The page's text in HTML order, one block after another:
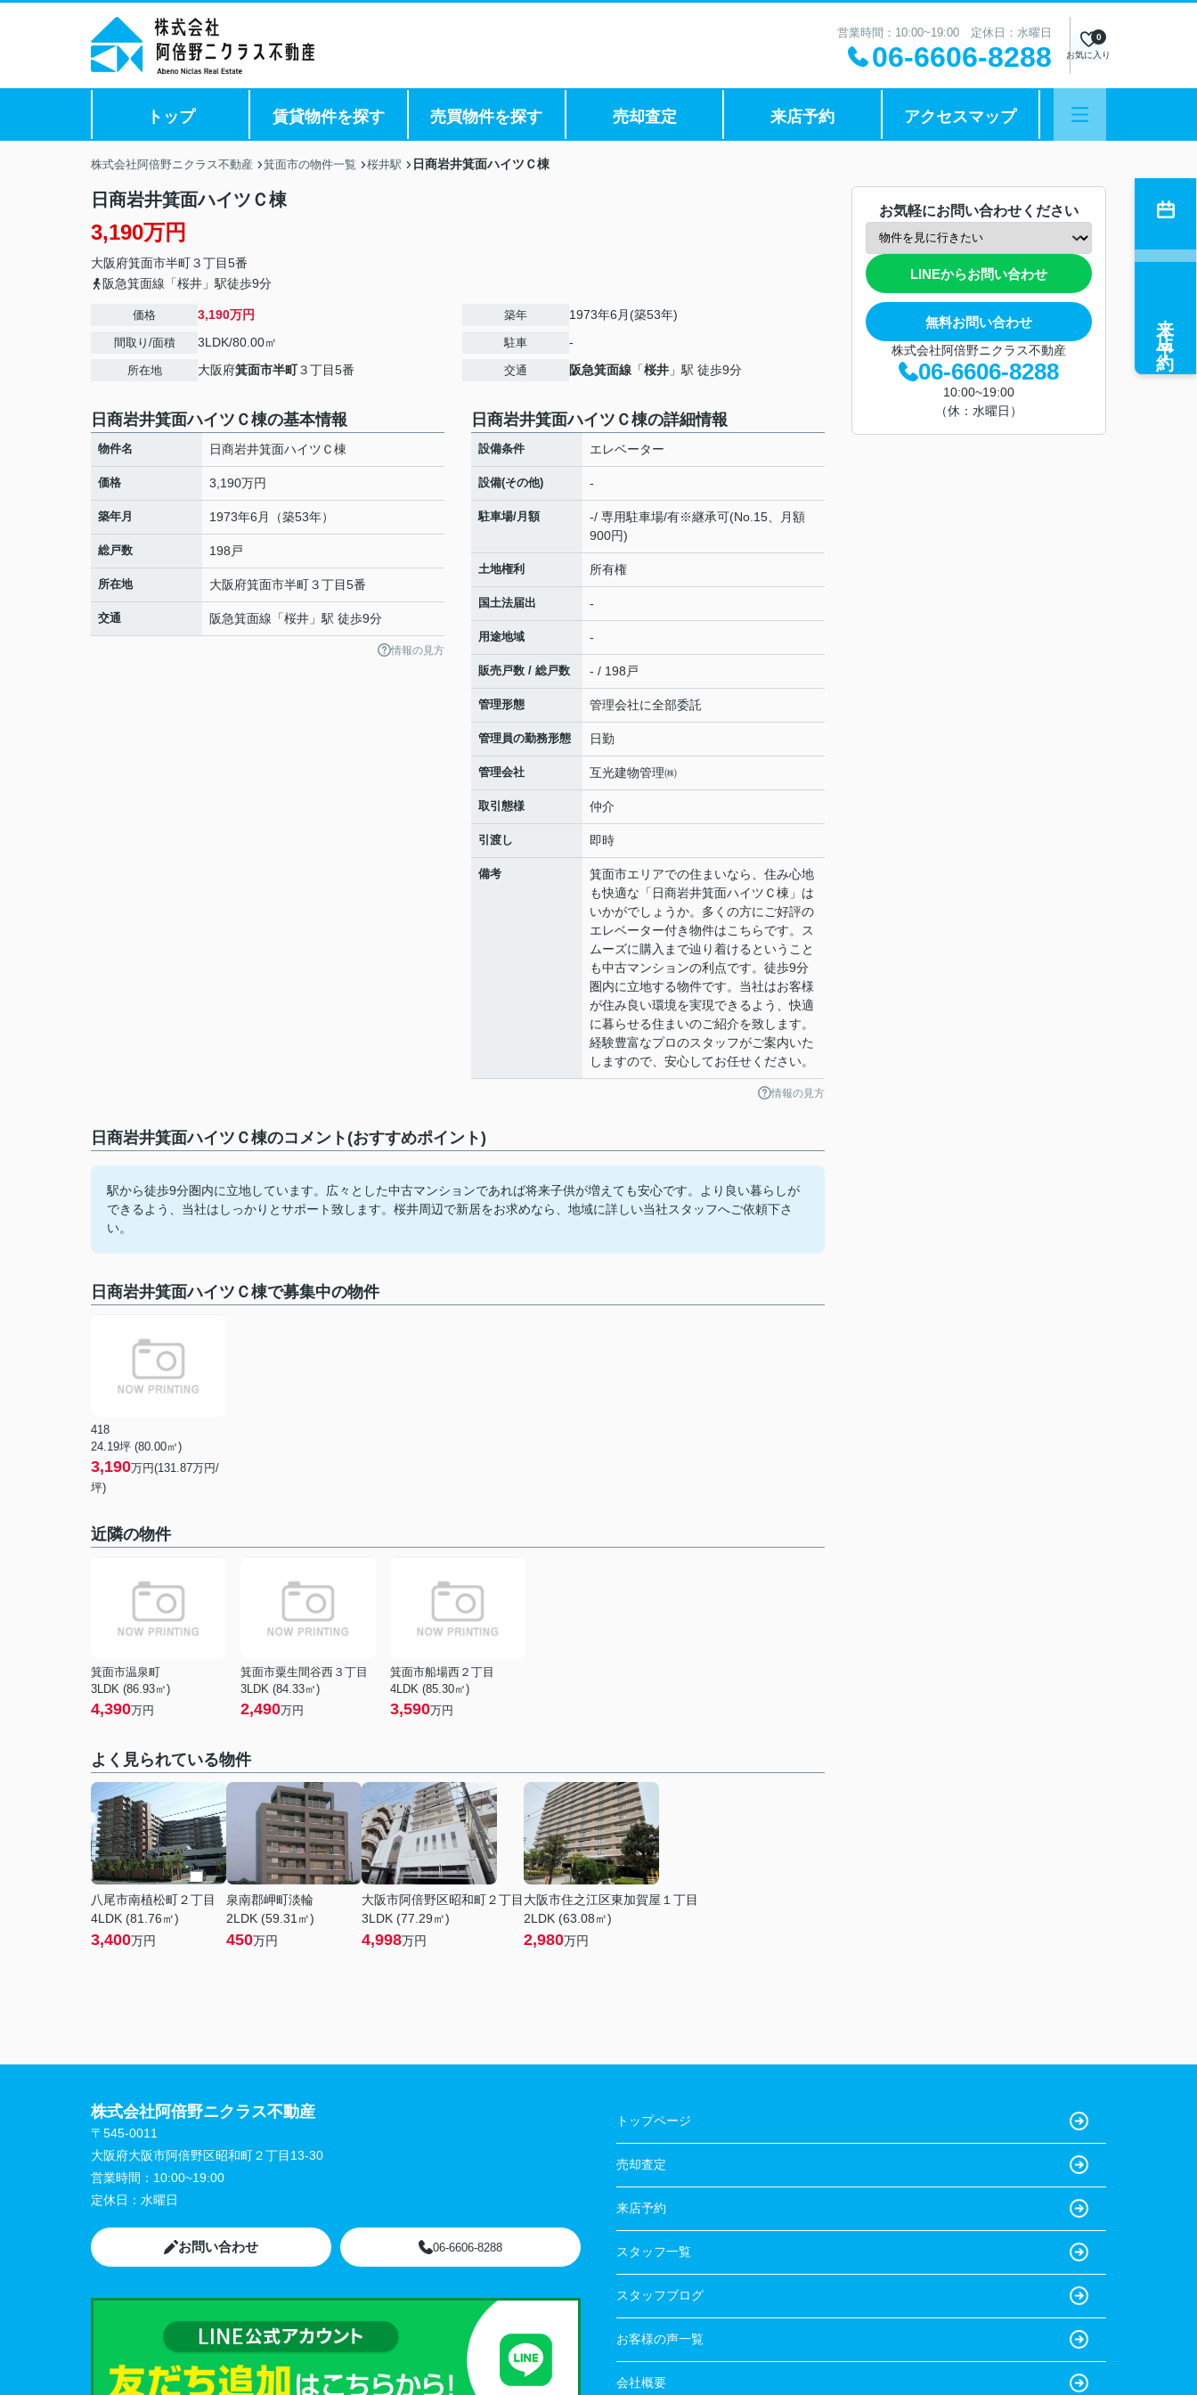
営業時間：10:00~19:00 定休日：水曜日
06-6606-8288 お気に入り
0
トップ 賃貸物件を探す 売買物件を探す 売却査定 来店予約 アクセスマップ
株式会社阿倍野ニクラス不動産 箕面市の物件一覧 桜井駅 日商岩井箕面ハイツＣ棟
日商岩井箕面ハイツＣ棟
3,190万円
大阪府箕面市半町３丁目5番
阪急箕面線「桜井」駅徒歩9分
価格 3,190万円
間取り/面積 3LDK/80.00㎡
所在地 大阪府箕面市半町３丁目5番
築年 1973年6月(築53年)
駐車 -
交通 阪急箕面線 「桜井 」駅 徒歩9分
日商岩井箕面ハイツＣ棟の基本情報
物件名 日商岩井箕面ハイツＣ棟
価格 3,190万円
築年月 1973年6月（築53年）
総戸数 198戸
所在地 大阪府箕面市半町３丁目5番
交通 阪急箕面線 「桜井 」駅 徒歩9分
情報の見方
日商岩井箕面ハイツＣ棟の詳細情報
設備条件 エレベーター
設備(その他) -
駐車場/月額
-/ 専用駐車場/有※継承可(No.15、月額
900円)
土地権利 所有権
国土法届出 -
用途地域 -
販売戸数 / 総戸数 - / 198戸
管理形態 管理会社に全部委託
管理員の勤務形態 日勤
管理会社 互光建物管理㈱
取引態様 仲介
引渡し 即時
備考
箕面市エリアでの住まいなら、住み心地
も快適な「日商岩井箕面ハイツＣ棟」は
いかがでしょうか。多くの方にご好評の
エレベーター付き物件はこちらです。ス
ムーズに購入まで辿り着けるということ
も中古マンションの利点です。徒歩9分
圏内に立地する物件です。当社はお客様
が住み良い環境を実現できるよう、快適
に暮らせる住まいのご紹介を致します。
経験豊富なプロのスタッフがご案内いた
しますので、安心してお任せください。
情報の見方
日商岩井箕面ハイツＣ棟のコメント(おすすめポイント)
駅から徒歩9分圏内に立地しています。広々とした中古マンションであれば将来子供が増えても安心です。より良い暮らしが
できるよう、当社はしっかりとサポート致します。桜井周辺で新居をお求めなら、地域に詳しい当社スタッフへご依頼下さ
い。
日商岩井箕面ハイツＣ棟で募集中の物件
418
24.19坪 (80.00㎡)
3,190万円(131.87万円/
坪)
近隣の物件
箕面市温泉町
3LDK (86.93㎡)
4,390万円
箕面市粟生間谷西３丁目
3LDK (84.33㎡)
2,490万円
箕面市船場西２丁目
4LDK (85.30㎡)
3,590万円
よく見られている物件
八尾市南植松町２丁目
4LDK (81.76㎡)
3,400万円
泉南郡岬町淡輪
2LDK (59.31㎡)
450万円
大阪市阿倍野区昭和町２丁目
3LDK (77.29㎡)
4,998万円
大阪市住之江区東加賀屋１丁目
2LDK (63.08㎡)
2,980万円
お気軽にお問い合わせください
LINEからお問い合わせ
無料お問い合わせ
株式会社阿倍野ニクラス不動産
06-6606-8288
10:00~19:00
（休：水曜日）
来店予約
株式会社阿倍野ニクラス不動産
〒545-0011
大阪府大阪市阿倍野区昭和町２丁目13-30
営業時間： 10:00~19:00
定休日： 水曜日
お問い合わせ 06-6606-8288
トップページ
売却査定
来店予約
スタッフ一覧
スタッフブログ
お客様の声一覧
会社概要